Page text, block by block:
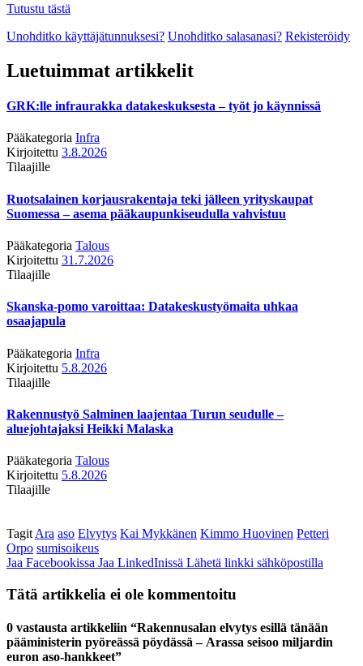
Tutustu tästä
Unohditko käyttäjätunnuksesi? Unohditko salasanasi? Rekisteröidy
Luetuimmat artikkelit
GRK:lle infraurakka datakeskuksesta – työt jo käynnissä
Pääkategoria Infra
Kirjoitettu 3.8.2026
Tilaajille
Ruotsalainen korjausrakentaja teki jälleen yrityskaupat
Suomessa – asema pääkaupunkiseudulla vahvistuu
Pääkategoria Talous
Kirjoitettu 31.7.2026
Tilaajille
Skanska-pomo varoittaa: Datakeskustyömaita uhkaa
osaajapula
Pääkategoria Infra
Kirjoitettu 5.8.2026
Tilaajille
Rakennustyö Salminen laajentaa Turun seudulle –
aluejohtajaksi Heikki Malaska
Pääkategoria Talous
Kirjoitettu 5.8.2026
Tilaajille
Tagit Ara aso Elvytys Kai Mykkänen Kimmo Huovinen Petteri
Orpo sumisoikeus
Jaa Facebookissa Jaa LinkedInissä Lähetä linkki sähköpostilla
Tätä artikkelia ei ole kommentoitu
0 vastausta artikkeliin “Rakennusalan elvytys esillä tänään
pääministerin pyöreässä pöydässä – Arassa seisoo miljardin
euron aso-hankkeet”